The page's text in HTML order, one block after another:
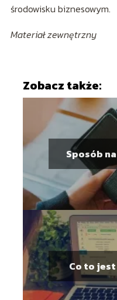
środowisku biznesowym.
Materiał zewnętrzny
Zobacz także:
Sposób
Co to